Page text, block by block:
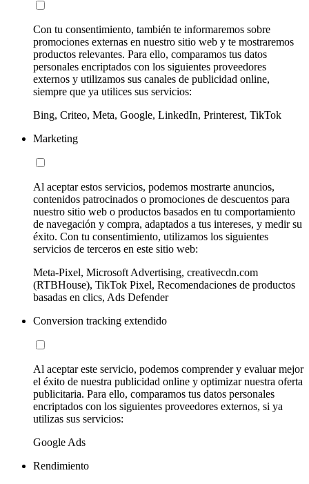
Con tu consentimiento, también te informaremos sobre
promociones externas en nuestro sitio web y te mostraremos
productos relevantes. Para ello, comparamos tus datos
personales encriptados con los siguientes proveedores
externos y utilizamos sus canales de publicidad online,
siempre que ya utilices sus servicios:
Bing, Criteo, Meta, Google, LinkedIn, Printerest, TikTok
Marketing
Al aceptar estos servicios, podemos mostrarte anuncios,
contenidos patrocinados o promociones de descuentos para
nuestro sitio web o productos basados en tu comportamiento
de navegación y compra, adaptados a tus intereses, y medir su
éxito. Con tu consentimiento, utilizamos los siguientes
servicios de terceros en este sitio web:
Meta-Pixel, Microsoft Advertising, creativecdn.com
(RTBHouse), TikTok Pixel, Recomendaciones de productos
basadas en clics, Ads Defender
Conversion tracking extendido
Al aceptar este servicio, podemos comprender y evaluar mejor
el éxito de nuestra publicidad online y optimizar nuestra oferta
publicitaria. Para ello, comparamos tus datos personales
encriptados con los siguientes proveedores externos, si ya
utilizas sus servicios:
Google Ads
Rendimiento